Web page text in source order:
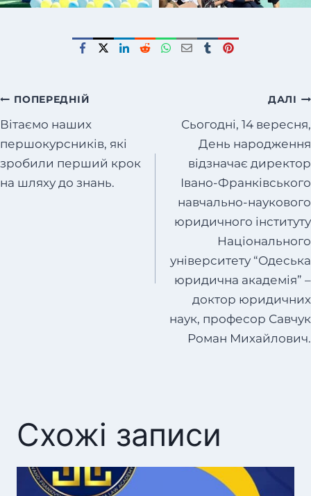
Навігація
записів
ПОПЕРЕДНІЙ
Вітаємо наших
першокурсників, які
зробили перший крок
на шляху до знань.
ДАЛІ
Сьогодні, 14 вересня,
День народження
відзначає директор
Івано-Франківського
навчально-наукового
юридичного інституту
Національного
університету “Одеська
юридична академія” –
доктор юридичних
наук, професор Савчук
Роман Михайлович.
Схожі записи